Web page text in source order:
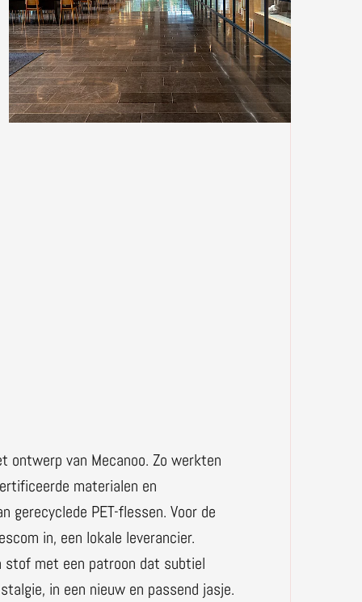
ontwerp van Mecanoo. Zo werkten
materialen en
PET-flessen. Voor de
in, een lokale leverancier.
stof met een patroon dat subtiel
in een nieuw en passend jasje.